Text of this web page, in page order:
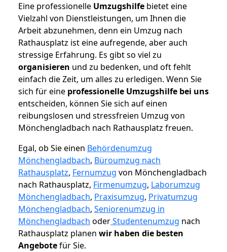
Eine professionelle Umzugshilfe bietet eine
Vielzahl von Dienstleistungen, um Ihnen die
Arbeit abzunehmen, denn ein Umzug nach
Rathausplatz ist eine aufregende, aber auch
stressige Erfahrung. Es gibt so viel zu
organisieren und zu bedenken, und oft fehlt
einfach die Zeit, um alles zu erledigen. Wenn Sie
sich für eine professionelle Umzugshilfe bei uns
entscheiden, können Sie sich auf einen
reibungslosen und stressfreien Umzug von
Mönchengladbach nach Rathausplatz freuen.
Egal, ob Sie einen Behördenumzug
Mönchengladbach, Büroumzug nach
Rathausplatz, Fernumzug von Mönchengladbach
nach Rathausplatz, Firmenumzug, Laborumzug
Mönchengladbach, Praxisumzug, Privatumzug
Mönchengladbach, Seniorenumzug in
Mönchengladbach oderStudentenumzug nach
Rathausplatz planen wir haben die besten
Angebotefür Sie.